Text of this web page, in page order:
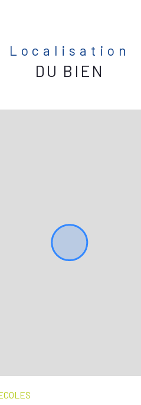
Localisation
DU BIEN